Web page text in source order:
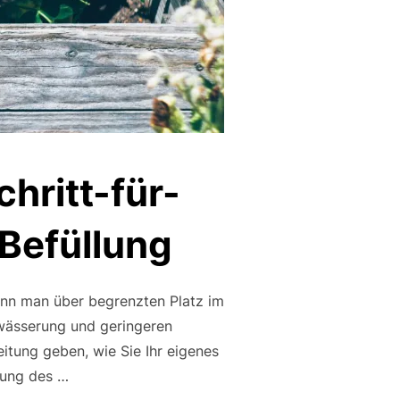
für-
man über begrenzten Platz im
und geringeren
geben, wie Sie Ihr eigenes
des …